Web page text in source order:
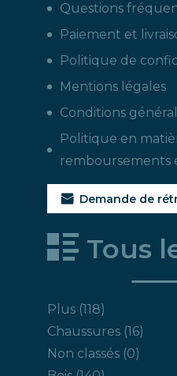
Questions
Paiement et
Politique de
Mentions légales
Conditions
Politique en
remboursements
Demande de
Tous
Plus 118118
produits
Chaussures 1616
produits
Non classés 00